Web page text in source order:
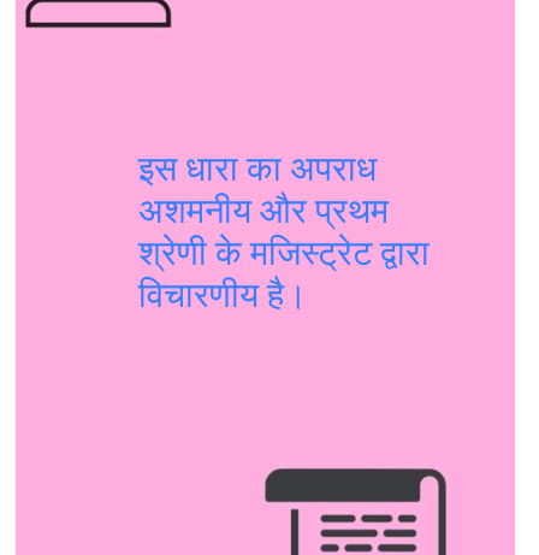
इस धारा का अपराध
अशमनीय और प्रथम
श्रेणी के मजिस्ट्रेट द्वारा
विचारणीय है।